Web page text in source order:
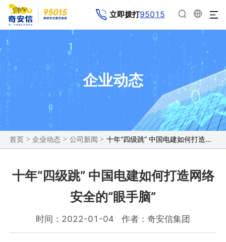
立即拨打95015
企业动态
首页 > 企业动态 > 公司新闻 > 十年“四级跳” 中国电建如何打造网络安全的“眼手脑”
十年“四级跳” 中国电建如何打造网络
安全的“眼手脑”
时间：2022-01-04 作者：奇安信集团